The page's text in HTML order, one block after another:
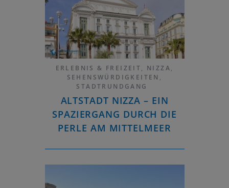
ERLEBNIS & FREIZEIT, NIZZA,
SEHENSWÜRDIGKEITEN ,
STADTRUNDGANG
ALTSTADT NIZZA – EIN
SPAZIERGANG DURCH DIE
PERLE AM MITTELMEER